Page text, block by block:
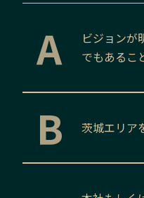
A
ビジョンが
でもあるこ
B 茨城エリア